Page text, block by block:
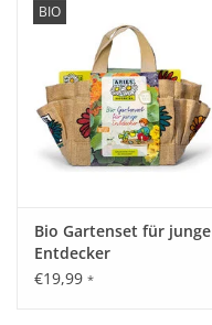
BIO
Bio Gartenset für junge
Entdecker
€19,99 *